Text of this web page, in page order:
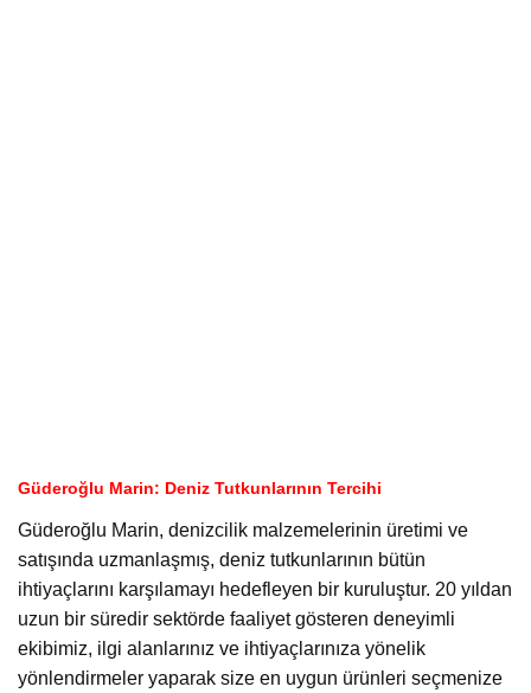
Güderoğlu Marin: Deniz Tutkunlarının Tercihi
Güderoğlu Marin, denizcilik malzemelerinin üretimi ve
satışında uzmanlaşmış, deniz tutkunlarının bütün
ihtiyaçlarını karşılamayı hedefleyen bir kuruluştur. 20 yıldan
uzun bir süredir sektörde faaliyet gösteren deneyimli
ekibimiz, ilgi alanlarınız ve ihtiyaçlarınıza yönelik
yönlendirmeler yaparak size en uygun ürünleri seçmenize